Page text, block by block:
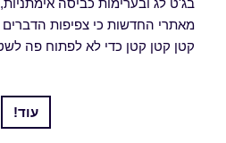
מאתרי החדשות כי צפיפות
קטן קטן קטן כדי לא לפתוח פה
עוד!